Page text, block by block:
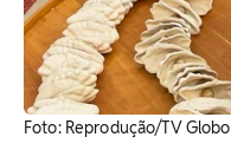
​Foto: Reprodução/TV Globo